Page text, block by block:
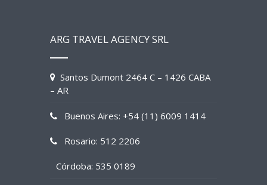
ARG TRAVEL AGENCY SRL
Santos Dumont 2464 C – 1426 CABA
– AR
Buenos Aires: +54 (11) 6009 1414
Rosario: 512 2206
Córdoba: 535 0189